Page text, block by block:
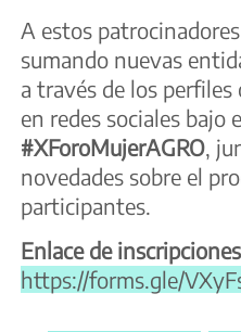
A estos
sumando nuevas
a través de los
en redes sociales bajo
#XForoMujerAGRO ,
novedades sobre el
participantes.
Enlace de
https://forms.gle/